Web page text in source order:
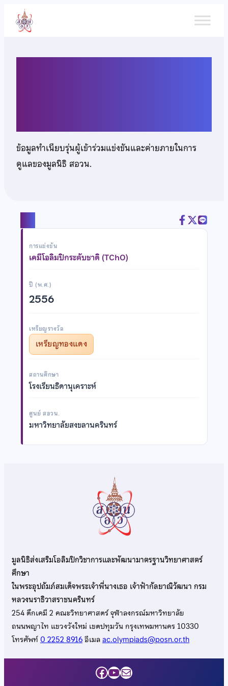
เนื้อหา
ข้อมูลทำเนียบรุ่นผู้เข้าร่วมแข่งขันและค่ายภายในการ
ดูแลของมูลนิธิ สอวน.
การแข่งขัน
เคมีโอลิมปิกระดับชาติ (TChO)
ปี (พ.ศ.)
2556
เหรียญรางวัล
เหรียญทองแดง
สถานศึกษา
โรงเรียนธิดานุเคราะห์
ศูนย์ สอวน.
มหาวิทยาลัยสงขลานครินทร์
มูลนิธิส่งเสริมโอลิมปิกวิชาการและพัฒนามาตรฐานวิทยาศาสตร์
ศึกษา
ในพระอุปถัมภ์สมเด็จพระเจ้าพี่นางเธอ เจ้าฟ้ากัลยาณิวัฒนา กรม
หลวงนราธิวาสราชนครินทร์
254 ตึกเคมี 2 คณะวิทยาศาสตร์ จุฬาลงกรณ์มหาวิทยาลัย
ถนนพญาไท แขวงวังใหม่ เขตปทุมวัน กรุงเทพมหานคร 10330
โทรศัพท์0 2252 8916อีเมลac.olympiads@posn.or.th
Facebook
YouTube
Mail